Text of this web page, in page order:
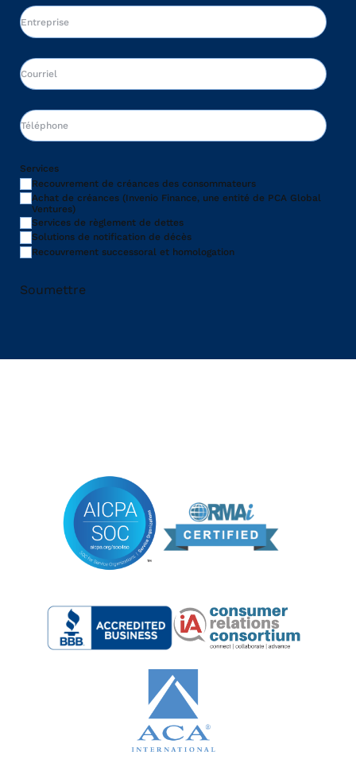
Company
Email
Phone
Services
Recouvrement de créances des consommateurs
Achat de créances (Invenio Finance, une entité de PCA Global
Ventures)
Services de règlement de dettes
Solutions de notification de décès
Recouvrement successoral et homologation